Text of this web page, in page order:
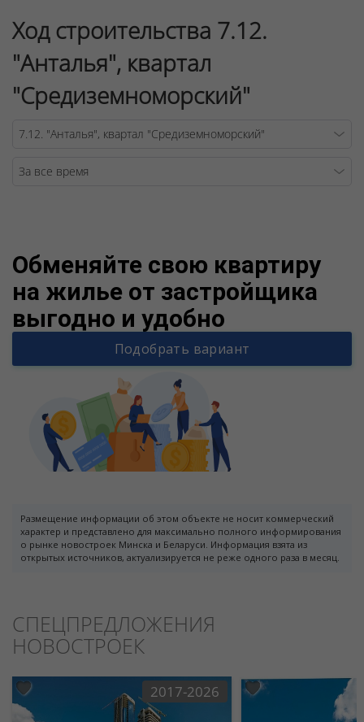
Ход строительства 7.12.
"Анталья", квартал
"Средиземноморский"
Обменяйте свою квартиру
на жилье от застройщика
выгодно и удобно
Подобрать вариант
Размещение информации об этом объекте не носит коммерческий
характер и представлено для максимально полного информирования
о рынке новостроек Минска и Беларуси. Информация взята из
открытых источников, актуализируется не реже одного раза в месяц.
СПЕЦПРЕДЛОЖЕНИЯ
НОВОСТРОЕК
2017-2026